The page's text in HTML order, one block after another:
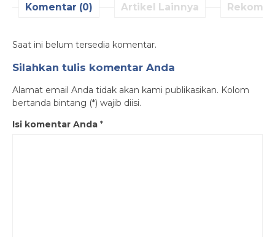
Komentar (0) Artikel Lainnya
Saat ini belum tersedia komentar.
Silahkan tulis komentar Anda
Alamat email Anda tidak akan kami publikasikan. Kolom
bertanda bintang (*) wajib diisi.
Isi komentar Anda *